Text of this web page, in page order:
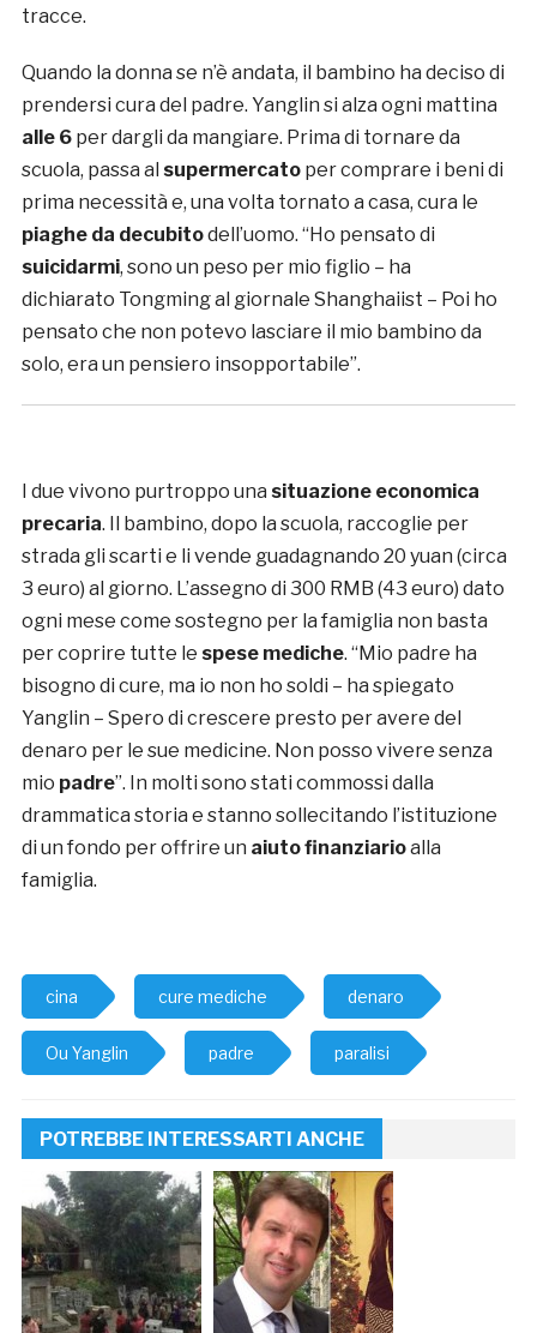
tracce.
Quando la donna se n’è andata, il bambino ha deciso di
prendersi cura del padre. Yanglin si alza ogni mattina
alle 6per dargli da mangiare. Prima di tornare da
scuola, passa al supermercatoper comprare i beni di
prima necessità e, una volta tornato a casa, cura le
piaghe da decubitodell’uomo. “Ho pensato di
suicidarmi, sono un peso per mio figlio – ha
dichiarato Tongming al giornale Shanghaiist – Poi ho
pensato che non potevo lasciare il mio bambino da
solo, era un pensiero insopportabile”.
I due vivono purtroppo una situazione economica
precaria. Il bambino, dopo la scuola, raccoglie per
strada gli scarti e li vende guadagnando 20 yuan (circa
3 euro) al giorno. L’assegno di 300 RMB (43 euro) dato
ogni mese come sostegno per la famiglia non basta
per coprire tutte le spese mediche. “Mio padre ha
bisogno di cure, ma io non ho soldi – ha spiegato
Yanglin – Spero di crescere presto per avere del
denaro per le sue medicine. Non posso vivere senza
mio padre”. In molti sono stati commossi dalla
drammatica storia e stanno sollecitando l’istituzione
di un fondo per offrire un aiuto finanziarioalla
famiglia.
cina cure mediche denaro
Ou Yanglin padre paralisi
POTREBBE INTERESSARTI ANCHE